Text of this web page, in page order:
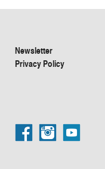
Newsletter
Privacy Policy